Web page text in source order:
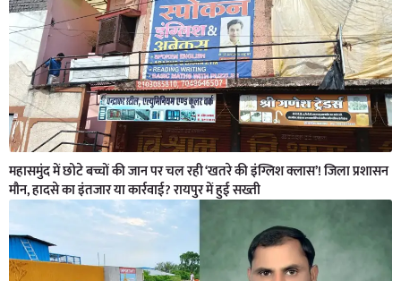
महासमुंद में छोटे बच्चों की जान पर चल रही ‘खतरे की इंग्लिश क्लास’! जिला प्रशासन
मौन, हादसे का इंतजार या कार्रवाई? रायपुर में हुई सख्ती